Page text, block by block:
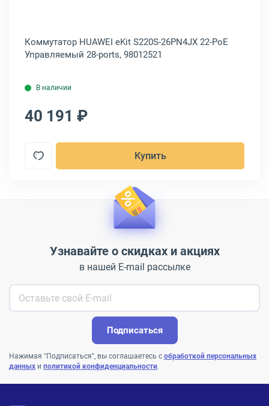
Коммутатор HUAWEI eKit S220S-26PN4JX 22-PoE
Управляемый 28-ports, 98012521
В наличии
40 191 ₽
Купить
Узнавайте о скидках и акциях
в нашей E-mail рассылке
Подписаться
Нажимая "Подписаться", вы соглашаетесь с обработкой персональных
данных и политикой конфиденциальности.